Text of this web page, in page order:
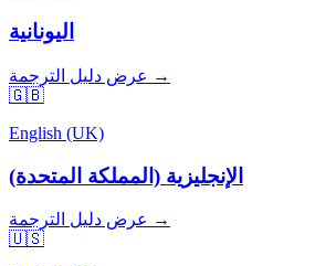
اليونانية
عرض دليل الترجمة →
🇬🇧
English (UK)
الإنجليزية (المملكة المتحدة)
عرض دليل الترجمة →
🇺🇸